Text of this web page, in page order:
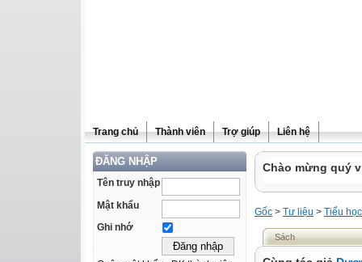
Trang chủ Thành viên Trợ giúp Liên hệ
ĐĂNG NHẬP
Tên truy nhập
Mật khẩu
Ghi nhớ
Chào mừng quý
Gốc > Tư liệu > Tiểu học
Sách